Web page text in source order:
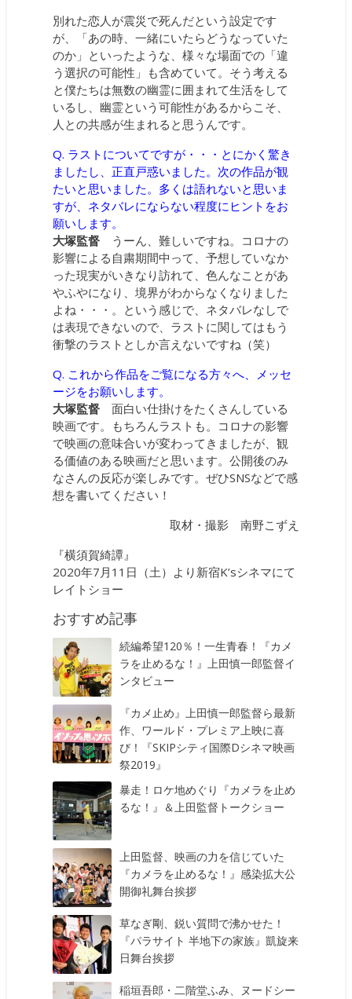
別れた恋人が震災で死んだという設定です
が、「あの時、一緒にいたらどうなっていた
のか」といったような、様々な場面での「違
う選択の可能性」も含めていて。そう考える
と僕たちは無数の幽霊に囲まれて生活をして
いるし、幽霊という可能性があるからこそ、
人との共感が生まれると思うんです。
Q. ラストについてですが・・・とにかく驚き
ましたし、正直戸惑いました。次の作品が観
たいと思いました。多くは語れないと思いま
すが、ネタバレにならない程度にヒントをお
願いします。
大塚監督 うーん、難しいですね。コロナの
影響による自粛期間中って、予想していなか
った現実がいきなり訪れて、色んなことがあ
やふやになり、境界がわからなくなりました
よね・・・。という感じで、ネタバレなしで
は表現できないので、ラストに関してはもう
衝撃のラストとしか言えないですね（笑）
Q. これから作品をご覧になる方々へ、メッセ
ージをお願いします。
大塚監督 面白い仕掛けをたくさんしている
映画です。もちろんラストも。コロナの影響
で映画の意味合いが変わってきましたが、観
る価値のある映画だと思います。公開後のみ
なさんの反応が楽しみです。ぜひSNSなどで感
想を書いてください！
取材・撮影 南野こずえ
『横須賀綺譚』
2020年7月11日（土）より新宿K’sシネマにて
レイトショー
おすすめ記事
続編希望120％！一生青春！『カメ
ラを止めるな！』上田慎一郎監督イ
ンタビュー
『カメ止め』上田慎一郎監督ら最新
作、ワールド・プレミア上映に喜
び！『SKIPシティ国際Dシネマ映画
祭2019』
暴走！ロケ地めぐり『カメラを止め
るな！』＆上田監督トークショー
上田監督、映画の力を信じていた
『カメラを止めるな！』感染拡大公
開御礼舞台挨拶
草なぎ剛、鋭い質問で沸かせた！
『パラサイト 半地下の家族』凱旋来
日舞台挨拶
稲垣吾郎・二階堂ふみ、ヌードシー